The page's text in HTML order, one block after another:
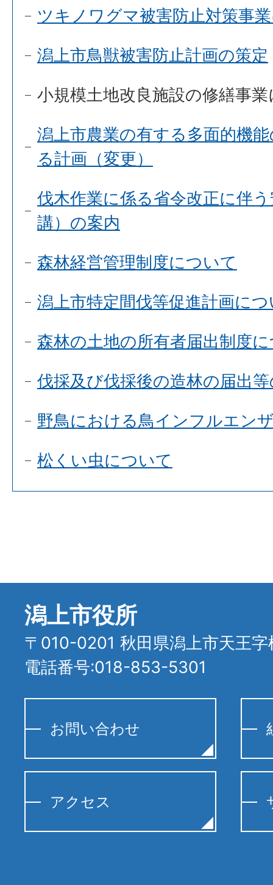
ツキノワグマ被害防止対策事
潟上市鳥獣被害防止計画の策定
小規模土地改良施設の修繕事
潟上市農業の有する多面的機
る計画（変更）
伐木作業に係る省令改正に伴
講）の案内
森林経営管理制度について
潟上市特定間伐等促進計画に
森林の土地の所有者届出制度
伐採及び伐採後の造林の届出
野鳥における鳥インフルエン
松くい虫について
潟上市役所
〒010-0201 秋田県潟上市天王
電話番号:018-853-5301
お問い合わせ
アクセス